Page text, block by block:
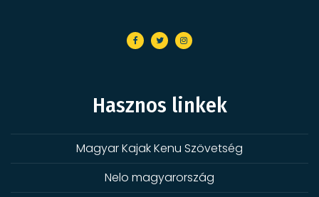
Hasznos linkek
Magyar Kajak Kenu Szövetség
Nelo magyarország